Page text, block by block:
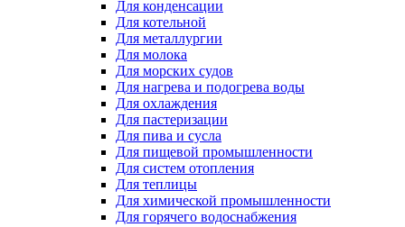
Для конденсации
Для котельной
Для металлургии
Для молока
Для морских судов
Для нагрева и подогрева воды
Для охлаждения
Для пастеризации
Для пива и сусла
Для пищевой промышленности
Для систем отопления
Для теплицы
Для химической промышленности
Для горячего водоснабжения